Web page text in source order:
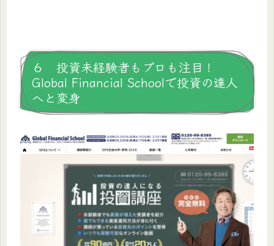
６ 投資未経験者もプロも注目！
Global Financial Schoolで投資の達人
へと変身